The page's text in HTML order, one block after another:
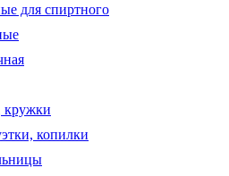
для спиртного
кружки
копилки